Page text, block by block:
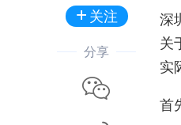
+
分享
深
关
实
首